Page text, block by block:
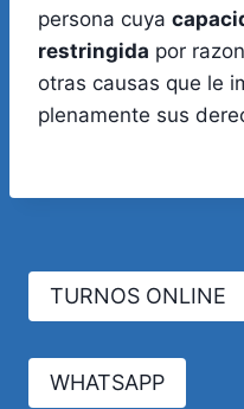
persona cuya
restringida por
otras causas que le
plenamente sus
TURNOS ONLINE
WHATSAPP